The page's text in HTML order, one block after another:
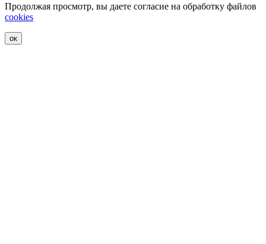
Продолжая просмотр, вы даете согласие на обработку файлов
cookies
ок